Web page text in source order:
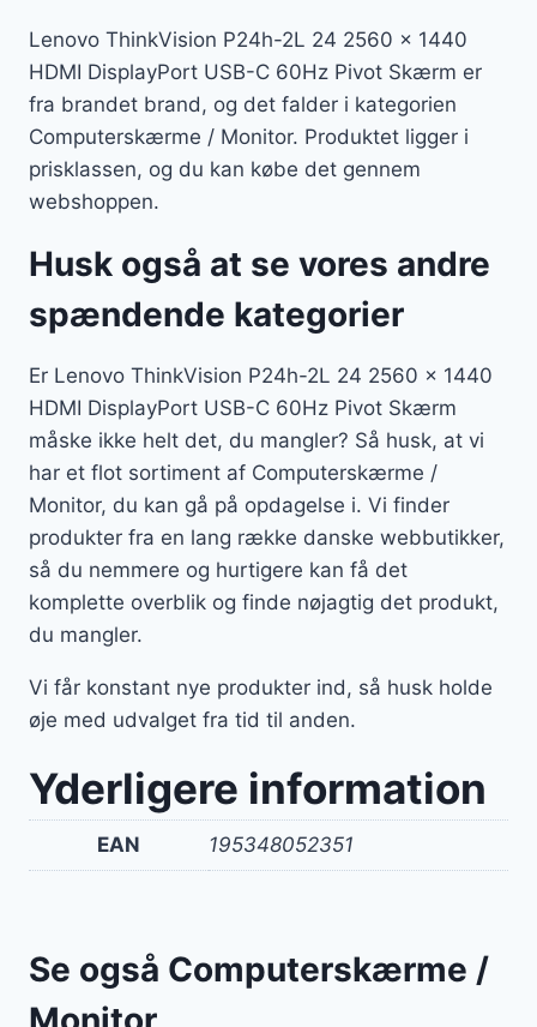
Lenovo ThinkVision P24h-2L 24 2560 x 1440
HDMI DisplayPort USB-C 60Hz Pivot Skærm er
fra brandet brand, og det falder i kategorien
Computerskærme / Monitor. Produktet ligger i
prisklassen, og du kan købe det gennem
webshoppen.
Husk også at se vores andre
spændende kategorier
Er Lenovo ThinkVision P24h-2L 24 2560 x 1440
HDMI DisplayPort USB-C 60Hz Pivot Skærm
måske ikke helt det, du mangler? Så husk, at vi
har et flot sortiment af Computerskærme /
Monitor, du kan gå på opdagelse i. Vi finder
produkter fra en lang række danske webbutikker,
så du nemmere og hurtigere kan få det
komplette overblik og finde nøjagtig det produkt,
du mangler.
Vi får konstant nye produkter ind, så husk holde
øje med udvalget fra tid til anden.
Yderligere information
EAN 195348052351
Se også Computerskærme /